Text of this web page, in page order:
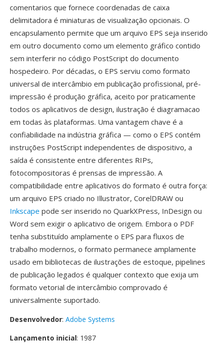
comentarios que fornece coordenadas de caixa
delimitadora é miniaturas de visualização opcionais. O
encapsulamento permite que um arquivo EPS seja inserido
em outro documento como um elemento gráfico contido
sem interferir no código PostScript do documento
hospedeiro. Por décadas, o EPS serviu como formato
universal de intercâmbio em publicação profissional, pré-
impressão é produção gráfica, aceito por praticamente
todos os aplicativos de design, ilustração é diagramacao
em todas às plataformas. Uma vantagem chave é a
confiabilidade na indústria gráfica — como o EPS contém
instruções PostScript independentes de dispositivo, a
saída é consistente entre diferentes RIPs,
fotocompositoras é prensas de impressão. A
compatibilidade entre aplicativos do formato é outra força:
um arquivo EPS criado no Illustrator, CorelDRAW ou
Inkscape pode ser inserido no QuarkXPress, InDesign ou
Word sem exigir o aplicativo de origem. Embora o PDF
tenha substituído amplamente o EPS para fluxos de
trabalho modernos, o formato permanece amplamente
usado em bibliotecas de ilustrações de estoque, pipelines
de publicação legados é qualquer contexto que exija um
formato vetorial de intercâmbio comprovado é
universalmente suportado.
Desenvolvedor: Adobe Systems
Lançamento inicial: 1987